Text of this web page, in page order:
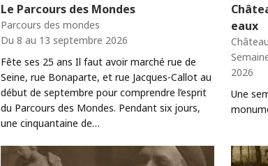
Le Parcours des Mondes
Parcours des mondes
Du 8 au 13 septembre 2026
Fête ses 25 ans Il faut avoir marché rue de
Seine, rue Bonaparte, et rue Jacques-Callot au
début de septembre pour comprendre l’esprit
du Parcours des Mondes. Pendant six jours,
une cinquantaine de…
eaux
2026
Une